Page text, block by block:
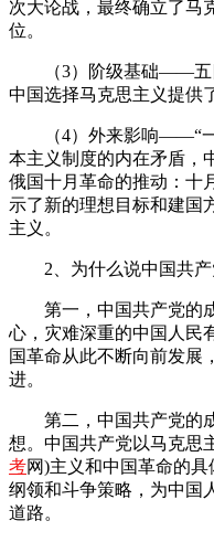
次大论战，最终确立了马
位。
（3）阶级基础——五四
中国选择马克思主义提供
（4）外来影响——“一
本主义制度的内在矛盾，
俄国十月革命的推动：十
示了新的理想目标和建国
主义。
2、为什么说中国共产
第一，中国共产党的成
心，灾难深重的中国人民
国革命从此不断向前发展
进。
第二，中国共产党的成
想。中国共产党以马克思
考网)主义和中国革命的
纲领和斗争策略，为中国
道路。